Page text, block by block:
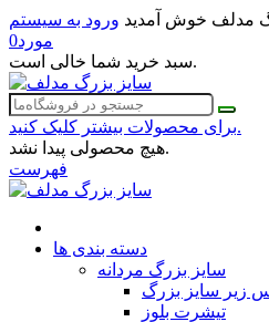
مدلف خوش آمدید ورود به سیستم
0مورد
سبد خرید شما خالی است.
برای محصولات بیشتر کلیک کنید.
هیچ محصولی پیدا نشد.
فهرست
دسته بندی ها
سایز بزرگ مردانه
زیر سایز بزرگ
تیشرت بلوز